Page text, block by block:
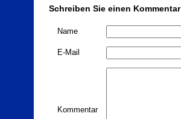
Schreiben Sie einen Kommentar
Name
E-Mail
Kommentar